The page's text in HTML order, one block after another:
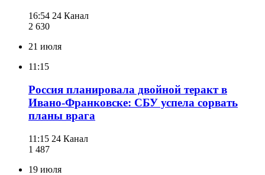
16:54 24 Канал
2 630
21 июля
11:15
Россия планировала двойной теракт в
Ивано-Франковске: СБУ успела сорвать
планы врага
11:15 24 Канал
1 487
19 июля